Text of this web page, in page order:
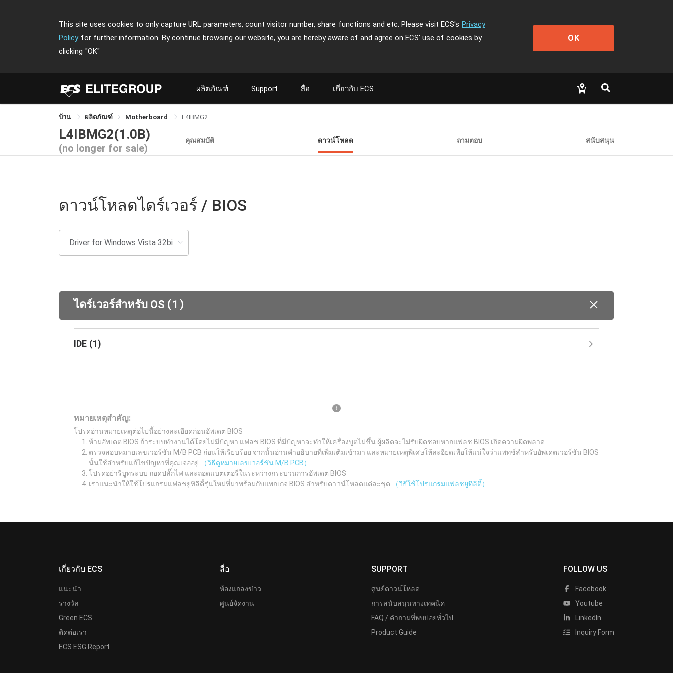
This site uses cookies to only capture URL parameters, count visitor number, share functions and etc. Please visit ECS's Privacy
Policy for further information. By continue browsing our website, you are hereby aware of and agree on ECS' use of cookies by
clicking "OK"
OK
ผลิตภัณฑ์ Support สื่อ เกี่ยวกับ ECS
บ้าน ผลิตภัณฑ์ Motherboard L4IBMG2
L4IBMG2(1.0B)
(no longer for sale)
คุณสมบัติ ดาวน์โหลด ถามตอบ สนับสนุน
ดาวน์โหลดไดร์เวอร์ / BIOS
ไดร์เวอร์สำหรับ OS (1 )
IDE (1)
หมายเหตุสำคัญ:
โปรดอ่านหมายเหตุต่อไปนี้อย่างละเอียดก่อนอัพเดต BIOS
ห้ามอัพเดต BIOS ถ้าระบบทำงานได้โดยไม่มีปัญหา แฟลช BIOS ที่มีปัญหาจะทำให้เครื่องบูตไม่ขึ้น ผู้ผลิตจะไม่รับผิดชอบหากแฟลช BIOS เกิดความผิดพลาด
ตรวจสอบหมายเลขเวอร์ชัน M/B PCB ก่อนให้เรียบร้อย จากนั้นอ่านคำอธิบายที่เพิ่มเติมเข้ามา และหมายเหตุพิเศษให้ละอียดเพื่อให้แน่ใจว่าแพทช์สำหรับอัพเดตเวอร์ชัน BIOS
นั้นใช้สำหรับแก้ไขปัญหาที่คุณเจออยู่
（วิธีดูหมายเลขเวอร์ชัน M/B PCB）
โปรดอย่ารีบูทระบบ ถอดปลั๊กไฟ และถอดแบตเตอรี่ในระหว่างกระบวนการอัพเดต BIOS
เราแนะนำให้ใช้โปรแกรมแฟลชยูทิลิตี้รุ่นใหม่ที่มาพร้อมกับแพกเกจ BIOS สำหรับดาวน์โหลดแต่ละชุด
（วิธีใช้โปรแกรมแฟลชยูทิลิตี้）
เกี่ยวกับ ECS
แนะนำ
รางวัล
Green ECS
ติดต่อเรา
ECS ESG Report
สื่อ
ห้องแถลงข่าว
ศูนย์จัดงาน
SUPPORT
ศูนย์ดาวน์โหลด
การสนับสนุนทางเทคนิค
FAQ / คำถามที่พบบ่อยทั่วไป
Product Guide
FOLLOW US
Facebook
Youtube
LinkedIn
Inquiry Form